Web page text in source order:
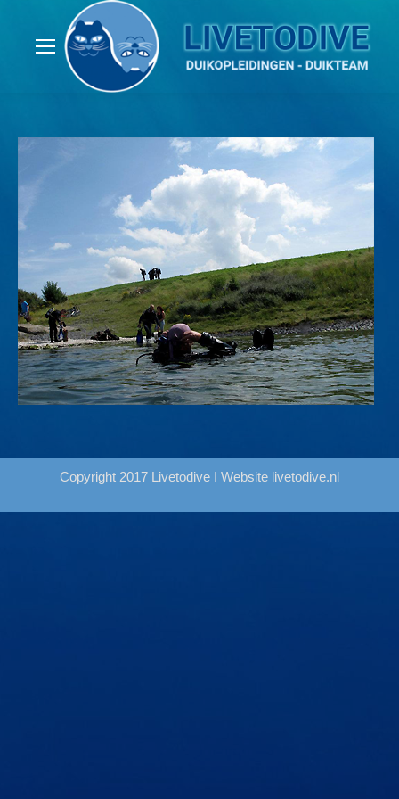
Copyright 2017 Livetodive I Website livetodive.nl